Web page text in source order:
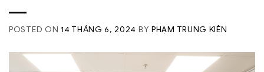
POSTED ON 14 THÁNG 6, 2024 BYPHẠM TRUNG KIÊN